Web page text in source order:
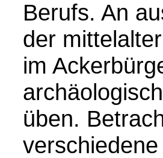
Berufs. An
der
im
üben.